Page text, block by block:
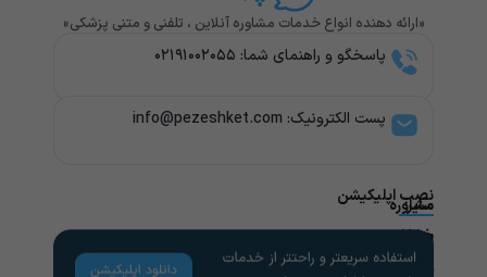
«ارائه دهنده انواع خدمات مشاوره آنلاین ، تلفنی و متنی پزشکی»
پاسخگو و راهنمای شما: ۰۲۱۹۱۰۰۲۰۵۵
پست الکترونیک: info@pezeshket.com​
مشاوره
پزشکی
سایر
خدمات
راهنمای
لینک
نصب اپلیکیشن